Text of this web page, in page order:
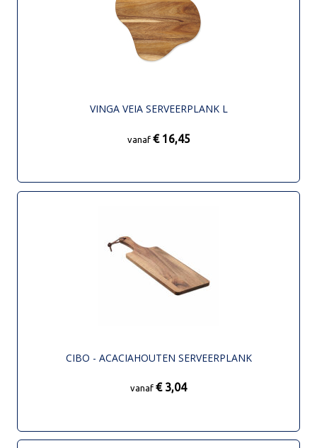
VINGA VEIA SERVEERPLANK L
vanaf € 16,45
CIBO - ACACIAHOUTEN SERVEERPLANK
vanaf € 3,04